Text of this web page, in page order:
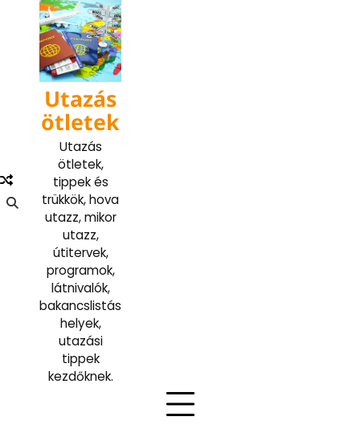
content
Utazás
ötletek
Utazás
ötletek,
tippek és
trükkök, hova
utazz, mikor
utazz,
útitervek,
programok,
látnivalók,
bakancslistás
helyek,
utazási
tippek
kezdőknek.